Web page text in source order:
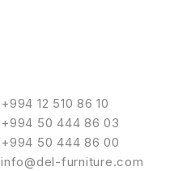
+994 12 510 86 10
+994 50 444 86 03
+994 50 444 86 00
info@del-furniture.com